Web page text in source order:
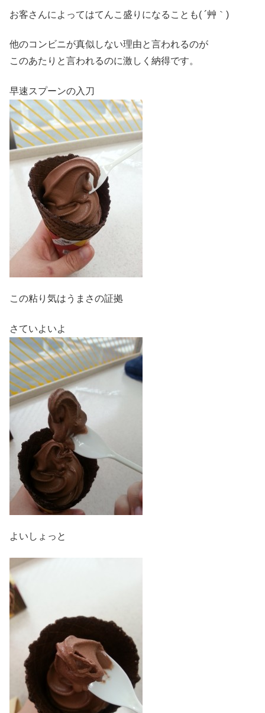
お客さんによってはてんこ盛りになることも( ´艸｀)
他のコンビニが真似しない理由と言われるのが
このあたりと言われるのに激しく納得です。
早速スプーンの入刀
この粘り気はうまさの証拠
さていよいよ
よいしょっと